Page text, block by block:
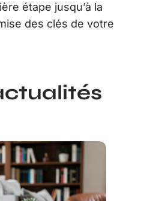
étape jusqu’à la
des clés de votre